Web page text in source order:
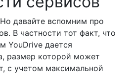
давайте вспомним про
В частности тот факт, что
YouDrive дается
размер которой может
с учетом максимальной